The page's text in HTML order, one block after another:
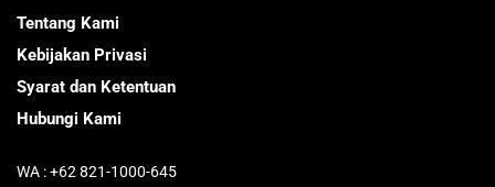
Tentang Kami
Kebijakan Privasi
Syarat dan Ketentuan
Hubungi Kami
WA : +62 821-1000-645